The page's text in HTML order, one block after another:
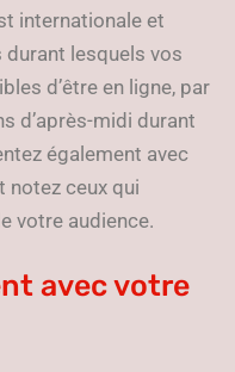
internationale et
lesquels vos
d’être en ligne, par
d’après-midi durant
également avec
notez ceux qui
votre audience.
avec votre